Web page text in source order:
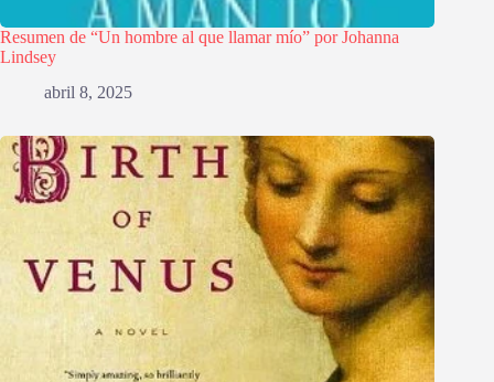
Resumen de “Un hombre al que llamar mío” por Johanna
Lindsey
abril 8, 2025